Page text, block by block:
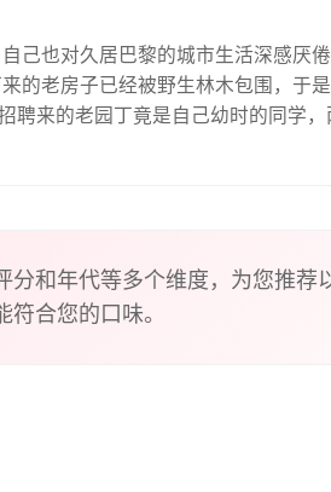
己也对久居巴黎的城市生活深感
的老房子已经被野生林木包围，于
聘来的老园丁竟是自己幼时的同学
和年代等多个维度，为您推
合您的口味。